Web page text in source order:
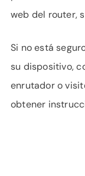
web del router,
Si no está
su dispositivo,
enrutador o
obtener